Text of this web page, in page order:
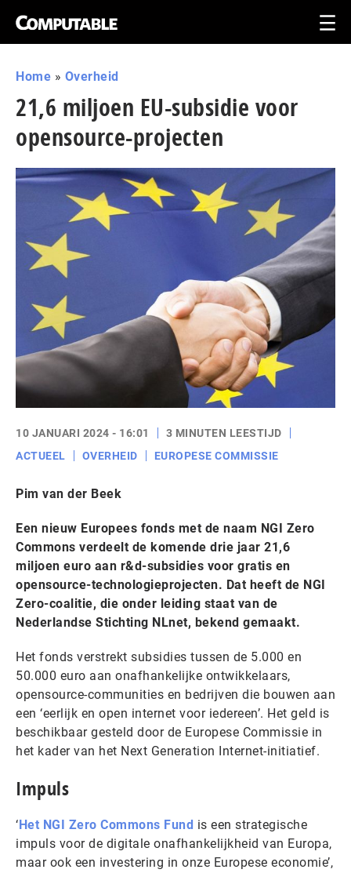
Home » Overheid
21,6 miljoen EU-subsidie voor
opensource-projecten
10 JANUARI 2024 - 16:01
3 MINUTEN LEESTIJD
ACTUEEL
OVERHEID EUROPESE COMMISSIE
Pim van der Beek
Een nieuw Europees fonds met de naam NGI Zero
Commons verdeelt de komende drie jaar 21,6
miljoen euro aan r&d-subsidies voor gratis en
opensource-technologieprojecten. Dat heeft de NGI
Zero-coalitie, die onder leiding staat van de
Nederlandse Stichting NLnet, bekend gemaakt.
Het fonds verstrekt subsidies tussen de 5.000 en
50.000 euro aan onafhankelijke ontwikkelaars,
opensource-communities en bedrijven die bouwen aan
een ‘eerlijk en open internet voor iedereen’. Het geld is
beschikbaar gesteld door de Europese Commissie in
het kader van het Next Generation Internet-initiatief.
Impuls
‘Het NGI Zero Commons Fund is een strategische
impuls voor de digitale onafhankelijkheid van Europa,
maar ook een investering in onze Europese economie’,